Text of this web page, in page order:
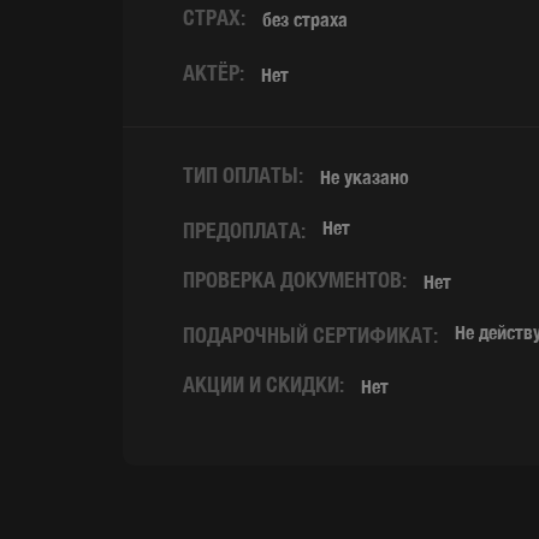
СТРАХ: без страха
АКТЁР: Нет
ТИП ОПЛАТЫ: Не указано
ПРЕДОПЛАТА: Нет
ПРОВЕРКА ДОКУМЕНТОВ: Нет
ПОДАРОЧНЫЙ СЕРТИФИКАТ: Не
АКЦИИ И СКИДКИ: Нет